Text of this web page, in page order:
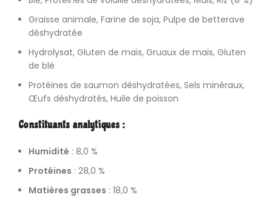
Graisse animale, Farine de soja, Pulpe de betterave
déshydratée
Hydrolysat, Gluten de maïs, Gruaux de maïs, Gluten
de blé
Protéines de saumon déshydratées, Sels minéraux,
Œufs déshydratés, Huile de poisson
Constituants analytiques :
Humidité : 8,0 %
Protéines : 28,0 %
Matières grasses : 18,0 %